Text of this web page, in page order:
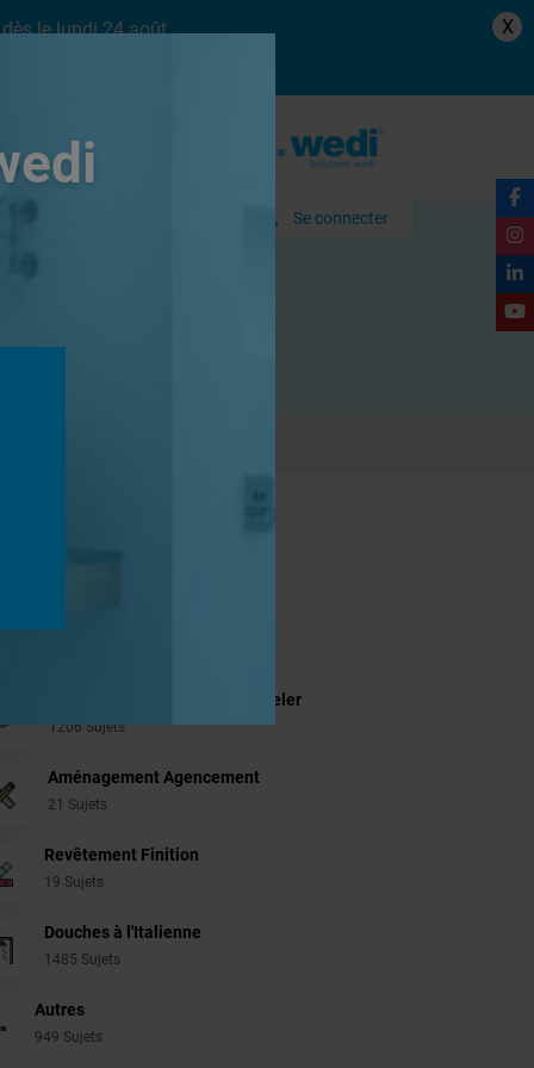
le lundi 24 août. X
Se connecter
Systèmes de panneaux à carreler
1206 Sujets
Aménagement Agencement
21 Sujets
Revêtement Finition
19 Sujets
Douches à l'Italienne
1485 Sujets
Autres
949 Sujets